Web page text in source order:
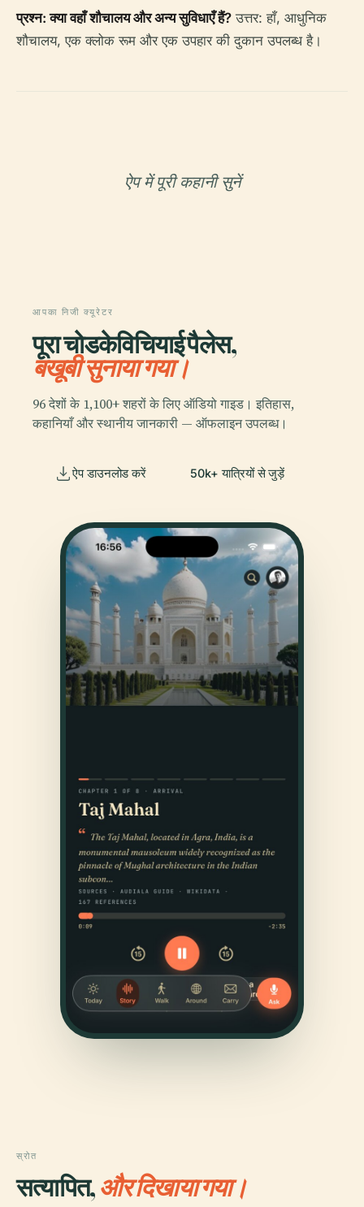
प्रश्न: क्या वहाँ शौचालय और अन्य सुविधाएँ हैं? उत्तर: हाँ, आधुनिक
शौचालय, एक क्लोक रूम और एक उपहार की दुकान उपलब्ध है।
ऐप में पूरी कहानी सुनें
आपका निजी क्यूरेटर
पूरा चोडकेविचियाई पैलेस,
बखूबी सुनाया गया।
96 देशों के 1,100+ शहरों के लिए ऑडियो गाइड। इतिहास,
कहानियाँ और स्थानीय जानकारी — ऑफलाइन उपलब्ध।
ऐप डाउनलोड करें 50k+ यात्रियों से जुड़ें
स्रोत
सत्यापित,और दिखाया गया।